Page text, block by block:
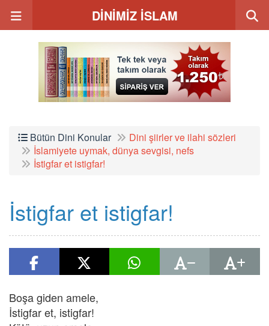
DİNİMİZ İSLAM
Bütün Dini Konular
Dini şiirler ve ilahi sözleri
İslamiyete uymak, dünya sevgisi, nefs
İstigfar et istigfar!
İstigfar et istigfar!
Boşa giden amele,
İstigfar et, istigfar!